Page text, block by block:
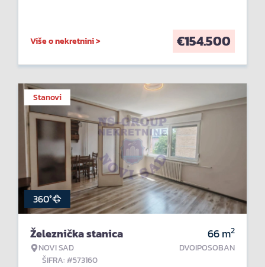
Više o nekretnini > €154.500
Stanovi
360°
Železnička stanica
NOVI SAD
ŠIFRA: #573160
66m2
DVOIPOSOBAN